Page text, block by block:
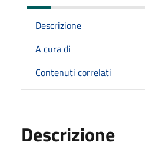
Descrizione
A cura di
Contenuti correlati
Descrizione